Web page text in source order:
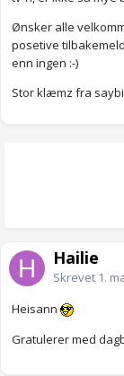
Ønsker alle
posetive
enn ingen :-)
Stor klæmz fra
Hailie
Skrevet 1.
Heisann
Gratulerer med